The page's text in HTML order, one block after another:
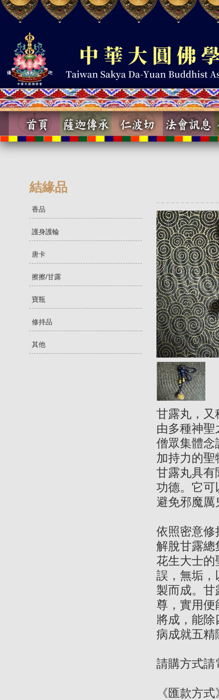
結緣品
香品
護身護輪
唐卡
擦擦/甘露
寶瓶
修持品
其他
甘露丸，又
由多種神
僧眾集體念
加持力的聖
甘露丸具有
功德。它可
避免邪魔厲
依照密意修
解脫甘露總
花生大士的
誤，無垢，
製而成。甘
尊，實用便
將成，能除
病成就五精
請購方式請
《匯款方式